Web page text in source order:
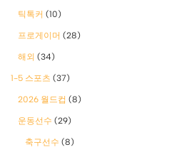
틱톡커 (10)
프로게이머 (28)
해외 (34)
1-5 스포츠 (37)
2026 월드컵 (8)
운동선수 (29)
축구선수 (8)